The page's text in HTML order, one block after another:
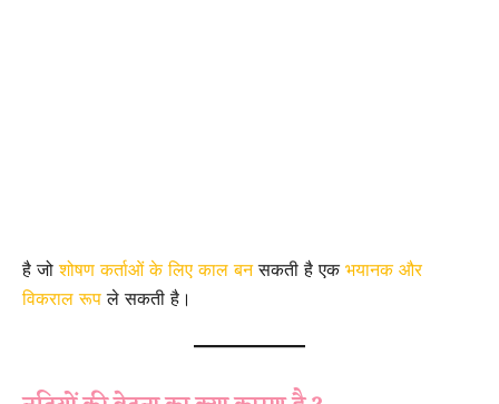
है जोशोषण कर्ताओं के लिए काल बनसकती है एक भयानक और
विकराल रूप ले सकती है।